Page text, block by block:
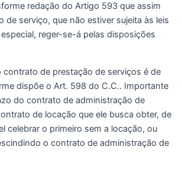
redação do Artigo 593 que assim
de serviço, que não estiver sujeita às leis
reger-se-á pelas disposições
contrato de prestação de serviços é de
dispõe o Art. 598 do C.C.. Importante
do contrato de administração de
de locação que ele busca obter, de
celebrar o primeiro sem a locação, ou
o contrato de administração de